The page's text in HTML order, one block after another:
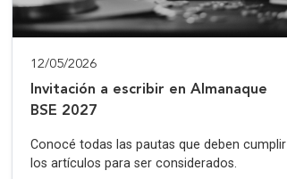
12/05/2026
Invitación a escribir en Almanaque
BSE 2027
Conocé todas las pautas que deben cumplir
los artículos para ser considerados.